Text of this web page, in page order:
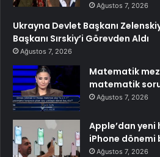
Ağustos 7, 2026
Ukrayna Devlet Başkanı
Başkanı Sırskiy’i Görevden Aldı
Ağustos 7, 2026
Matematik
matematik
Ağustos 7, 2026
Apple’dan
iPhone dönemi
Ağustos 7, 2026